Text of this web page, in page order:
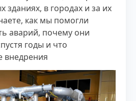
зданиях, в городах и за их
как мы помогли
аварий, почему они
годы и что
внедрения